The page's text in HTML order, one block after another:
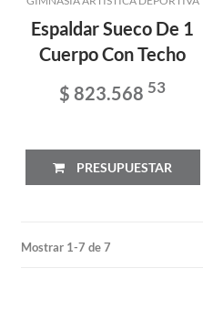
Espaldar Sueco De 1
Cuerpo Con Techo
$ 823.568 53
PRESUPUESTAR
Mostrar 1-7 de 7